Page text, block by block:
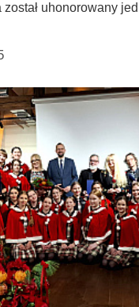
został uhonorowany